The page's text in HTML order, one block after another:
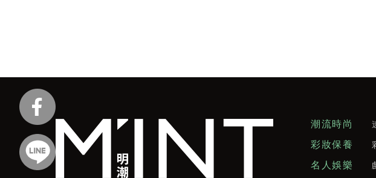
潮流時尚
彩妝保養
名人娛樂